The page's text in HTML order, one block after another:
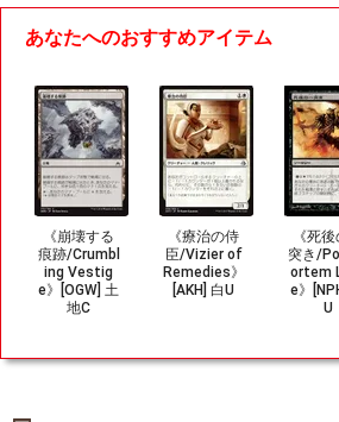
あなたへのおすすめアイテム
《崩壊する
痕跡/Crumbl
ing Vestig
e》[OGW] 土
地C
《療治の侍
臣/Vizier of
Remedies》
[AKH] 白U
《死
突き/
ortem
e》
U